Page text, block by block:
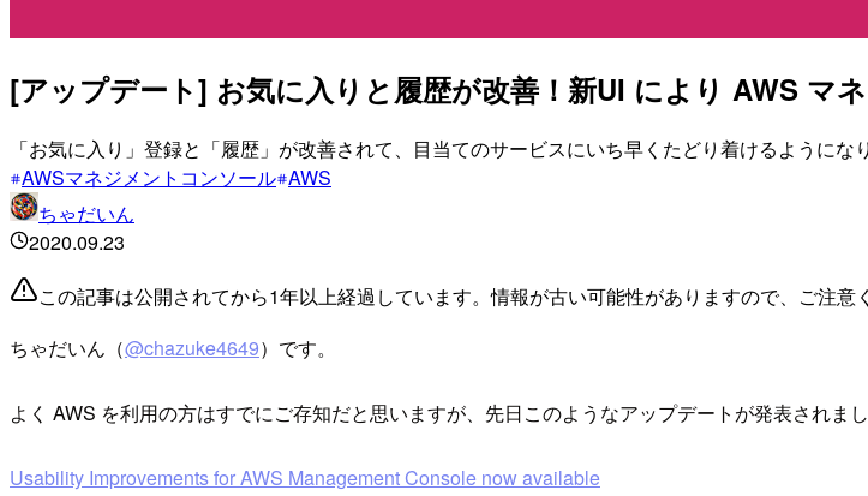
[アップデート] お気に入りと履歴が改善！新UI により AWS マ
「お気に入り」登録と「履歴」が改善されて、目当てのサービスにいち早くたどり着けるようにな
AWSマネジメントコンソール AWS
ちゃだいん
2020.09.23
この記事は公開されてから1年以上経過しています。情報が古い可能性がありますので、ご注意
ちゃだいん（@chazuke4649）です。
よく AWS を利用の方はすでにご存知だと思いますが、先日このようなアップデートが発表されまし
Usability Improvements for AWS Management Console now available